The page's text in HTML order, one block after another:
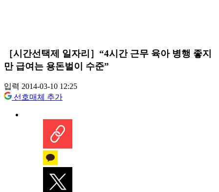
［시간선택제 일자리］“4시간 근무 육아 병행 좋지
만 급여는 용돈벌이 수준”
입력 2014-03-10 12:25
선호매체 추가